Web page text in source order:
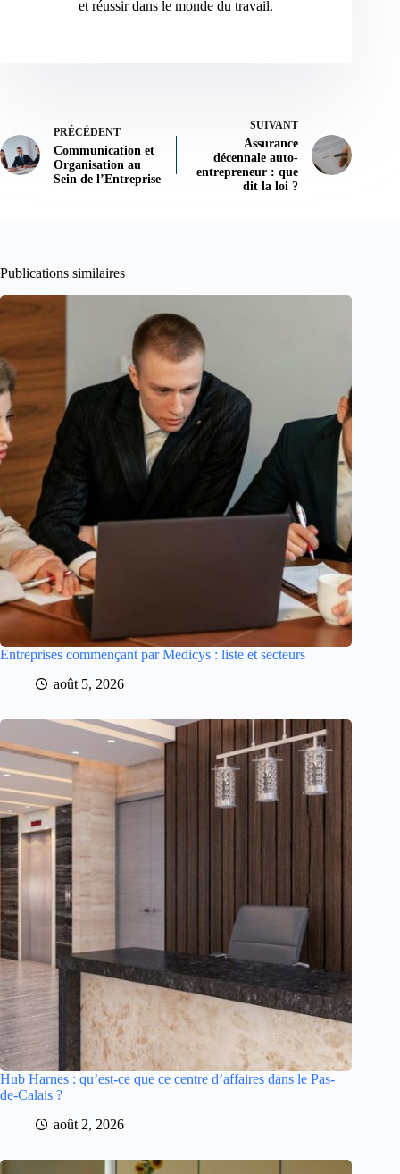
et réussir dans le monde du travail.
PRÉCÉDENT
Communication et
Organisation au
Sein de l’Entreprise
SUIVANT
Assurance
décennale auto-
entrepreneur : que
dit la loi ?
Publications similaires
Entreprises commençant par Medicys : liste et secteurs
août 5, 2026
Hub Harnes : qu’est-ce que ce centre d’affaires dans le Pas-
de-Calais ?
août 2, 2026